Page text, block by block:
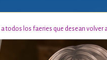
a todos los faeries que desean